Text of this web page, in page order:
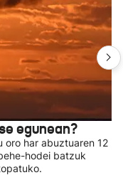
egunean?
oro har abuztuaren 12
hodei batzuk